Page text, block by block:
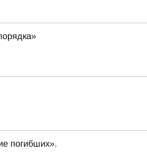
погибших».